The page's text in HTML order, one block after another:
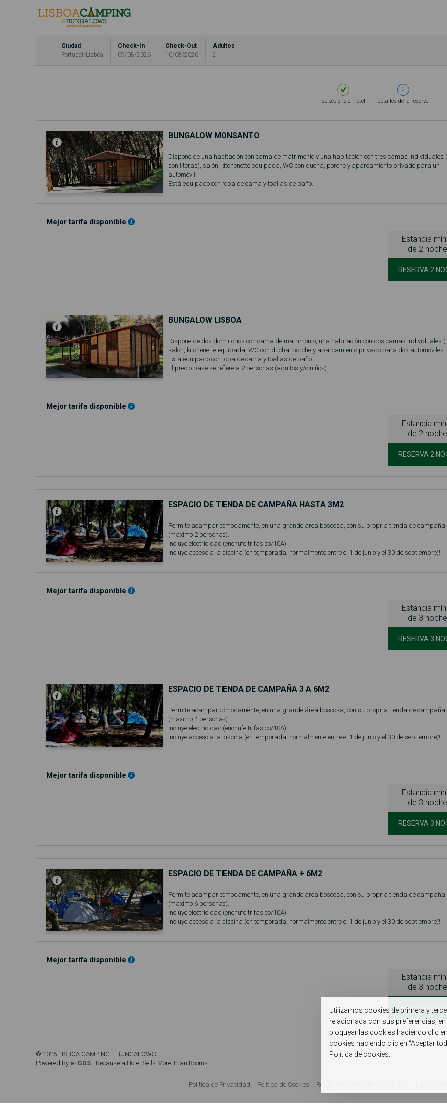
Ciudad
Portugal/Lisboa
Check-In
09/08/2026
Check-Out
10/08/2026
Adultos
2
seleccione el hotel
2
detalles de la reserva
BUNGALOW MONSANTO
Dispone de una habitación con cama de matrimonio y una habitación con tres camas individuales
son literas), salón, kitchenette equipada, WC con ducha, porche y aparcamiento privado para un
automóvil.
Está equipado con ropa de cama y toallas de baño.
Mejor tarifa disponible
Estancia
de 2
RESERVA 2
BUNGALOW LISBOA
Dispone de dos dormitorios con cama de matrimonio, una habitación con dos camas individuales
salón, kitchenette equipada, WC con ducha, porche y aparcamiento privado para dos automóviles.
Está equipado con ropa de cama y toallas de baño.
El precio base se refiere a 2 personas (adultos y/o niños).
Mejor tarifa disponible
Estancia
de 2
RESERVA 2
ESPACIO DE TIENDA DE CAMPAÑA HASTA 3M2
Permite acampar cómodamente, en una grande área boscosa, con su propria tienda de campaña
(maximo 2 personas).
Incluye electricidad (enchufe trifasico/10A).
Incluye acceso a la piscina (en temporada, normalmente entre el 1 de junio y el 30 de septiembre)!
Mejor tarifa disponible
Estancia
de 3
RESERVA 3
ESPACIO DE TIENDA DE CAMPAÑA 3 A 6M2
Permite acampar cómodamente, en una grande área boscosa, con su propria tienda de campaña
(maximo 4 personas).
Incluye electricidad (enchufe trifasico/10A).
Incluye acceso a la piscina (en temporada, normalmente entre el 1 de junio y el 30 de septiembre)!
Mejor tarifa disponible
Estancia
de 3
RESERVA 3
ESPACIO DE TIENDA DE CAMPAÑA + 6M2
Permite acampar cómodamente, en una grande área boscosa, con su propria tienda de campaña
(maximo 6 personas).
Incluye electricidad (enchufe trifasico/10A).
Incluye acceso a la piscina (en temporada, normalmente entre el 1 de junio y el 30 de septiembre)!
Mejor tarifa disponible
Estancia
de 3
RESERVA 3
© 2026 LISBOA CAMPING E BUNGALOWS
Powered By e-GDS - Because a Hotel Sells More Than Rooms
Política de Privacidad Política de Cookies Resolución Alternativa de Litigios Libro de
Utilizamos cookies de primera y
relacionada con sus preferencias,
bloquear las cookies haciendo clic
cookies haciendo clic en “Aceptar
Política de cookies.